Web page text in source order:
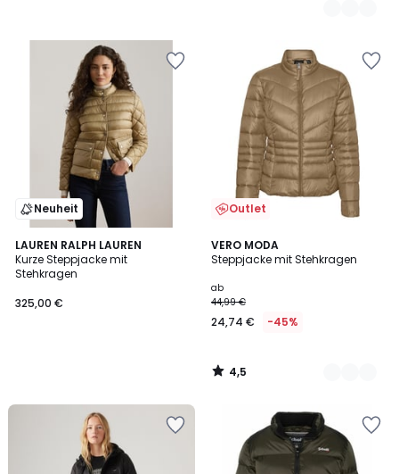
Neuheit
LAUREN RALPH LAUREN
Kurze Steppjacke mit
Stehkragen
325,00 €
Outlet
VERO MODA
Steppjacke mit Stehkragen
ab
44,99 €
24,74 € -45%
4,5
/ 5
2
Farben
4,5
/